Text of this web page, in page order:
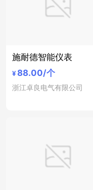
施耐德智能仪表
¥ 88.00/个
浙江卓良电气有限公司